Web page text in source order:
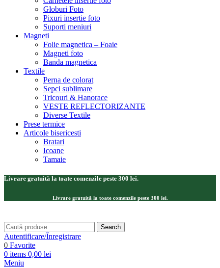
Globuri Foto
Pixuri insertie foto
Suporti meniuri
Magneti
Folie magnetica – Foaie
Magneti foto
Banda magnetica
Textile
Perna de colorat
Sepci sublimare
Tricouri & Hanorace
VESTE REFLECTORIZANTE
Diverse Textile
Prese termice
Articole bisericesti
Bratari
Icoane
Tamaie
Livrare gratuită la toate comenzile peste 300 lei.
Livrare gratuită la toate comenzile peste 300 lei.
Search
Autentificare/Înregistrare
0 Favorite
0 items 0,00 lei
Meniu